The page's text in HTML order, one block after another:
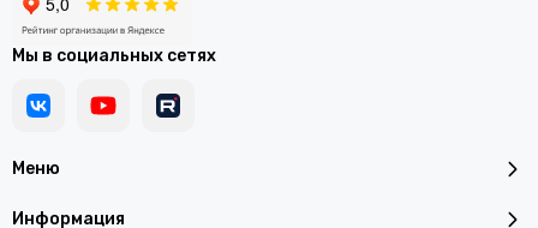
Меню
Информация
Мы в социальных сетях